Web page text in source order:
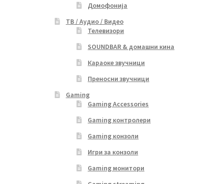
Домофонија
ТВ / Аудио / Видео
Телевизори
SOUNDBAR & домашни кина
Караоке звучници
Преносни звучници
Gaming
Gaming Accessories
Gaming контролери
Gaming конзоли
Игри за конзоли
Gaming монитори